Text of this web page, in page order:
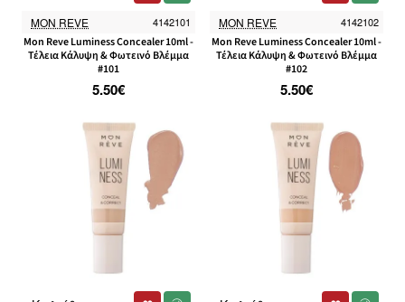
MON REVE 4142101
Mon Reve Luminess Concealer 10ml -
Τέλεια Κάλυψη & Φωτεινό Βλέμμα
#101
5.50€
MON REVE 4142102
Mon Reve Luminess Concealer 10ml -
Τέλεια Κάλυψη & Φωτεινό Βλέμμα
#102
5.50€